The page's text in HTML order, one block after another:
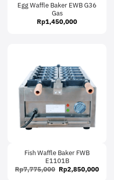
Egg Waffle Baker EWB G36
Gas
Rp1,450,000
Fish Waffle Baker FWB
E1101B
Rp7,775,000 Original
price
Rp2,850,000